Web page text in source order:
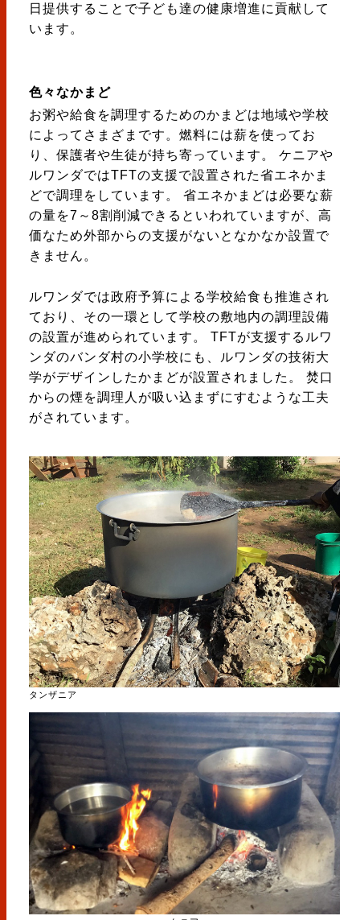
日提供することで子ども達の健康増進に貢献して
います。
色々なかまど
お粥や給食を調理するためのかまどは地域や学校
によってさまざまです。燃料には薪を使ってお
り、保護者や生徒が持ち寄っています。 ケニアや
ルワンダではTFTの支援で設置された省エネかま
どで調理をしています。 省エネかまどは必要な薪
の量を7～8割削減できるといわれていますが、高
価なため外部からの支援がないとなかなか設置で
きません。
ルワンダでは政府予算による学校給食も推進され
ており、その一環として学校の敷地内の調理設備
の設置が進められています。 TFTが支援するルワ
ンダのバンダ村の小学校にも、ルワンダの技術大
学がデザインしたかまどが設置されました。 焚口
からの煙を調理人が吸い込まずにすむような工夫
がされています。
タンザニア